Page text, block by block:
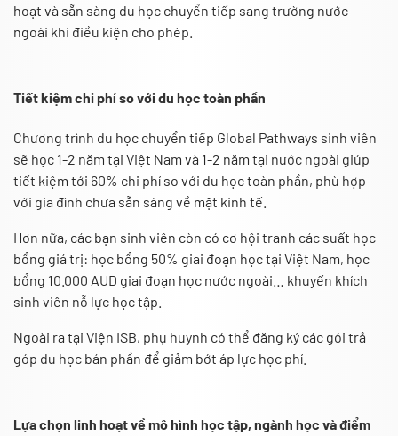
hoạt và sẵn sàng du học chuyển tiếp sang trường nước
ngoài khi điều kiện cho phép.
Tiết kiệm chi phí so với du học toàn phần
Chương trình du học chuyển tiếp Global Pathways sinh viên
sẽ học 1-2 năm tại Việt Nam và 1-2 năm tại nước ngoài giúp
tiết kiệm tới 60% chi phí so với du học toàn phần, phù hợp
với gia đình chưa sẵn sàng về mặt kinh tế.
Hơn nữa, các bạn sinh viên còn có cơ hội tranh các suất học
bổng giá trị: học bổng 50% giai đoạn học tại Việt Nam, học
bổng 10.000 AUD giai đoạn học nước ngoài… khuyến khích
sinh viên nỗ lực học tập.
Ngoài ra tại Viện ISB, phụ huynh có thể đăng ký các gói trả
góp du học bán phần để giảm bớt áp lực học phí.
Lựa chọn linh hoạt về mô hình học tập, ngành học và điểm